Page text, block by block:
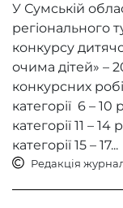
У Сумській
регіонального
конкурсу
очима дітей» –
конкурсних
категорії 6 – 10
категорії 11 –
категорії 15 – 17...
Редакція